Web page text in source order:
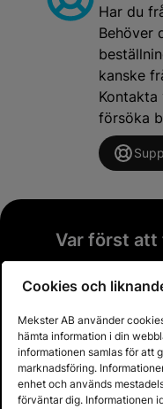
Har du
Behöver
kanske
försöka
Var först att
Prenumerera på
att få reda på
Email address
Cookies och
Mekster AB använder
hämta information i din
informationen samlas för att
marknadsföring.
enhet och används
förväntar dig. Informationen